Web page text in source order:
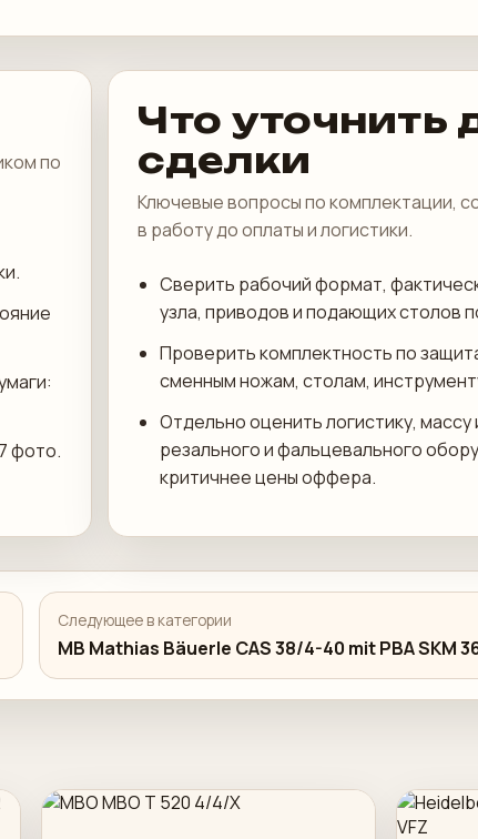
по
фото.
Что уточнить
сделки
Ключевые вопросы по комплектации,
в работу до оплаты и логистики.
Сверить рабочий формат,
узла, приводов и подающих столов
Проверить комплектность по
сменным ножам, столам,
Отдельно оценить логистику,
резального и фальцевального
критичнее цены оффера.
Следующее в категории
MB Mathias Bäuerle CAS 38/4-40 mit PBA SKM